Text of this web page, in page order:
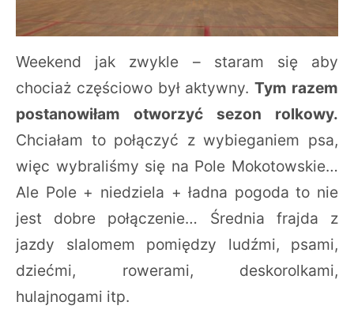
Weekend jak zwykle – staram się aby
chociaż częściowo był aktywny.Tym razem
postanowiłam otworzyć sezon rolkowy.
Chciałam to połączyć z wybieganiem psa,
więc wybraliśmy się na Pole Mokotowskie…
Ale Pole + niedziela + ładna pogoda to nie
jest dobre połączenie… Średnia frajda z
jazdy slalomem pomiędzy ludźmi, psami,
dziećmi, rowerami, deskorolkami,
hulajnogami itp.